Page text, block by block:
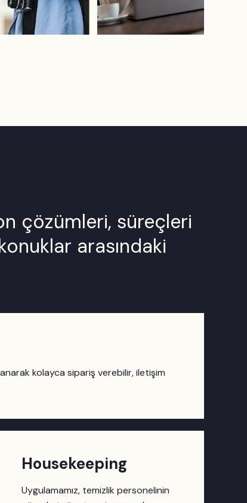
çözümleri, süreçleri
arasındaki
kolayca sipariş verebilir, iletişim
Housekeeping
Uygulamamız, temizlik personelinin